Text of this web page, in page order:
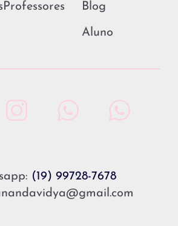
(19) 99728-7678
Professores Blog
Aluno